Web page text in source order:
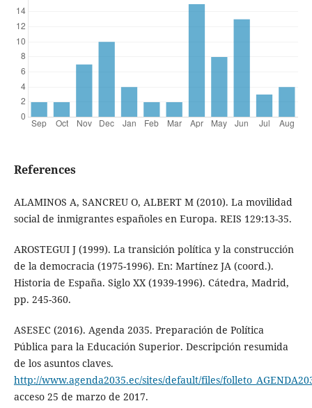
References
ALAMINOS A, SANCREU O, ALBERT M (2010). La movilidad
social de inmigrantes españoles en Europa. REIS 129:13-35.
AROSTEGUI J (1999). La transición política y la construcción
de la democracia (1975-1996). En: Martínez JA (coord.).
Historia de España. Siglo XX (1939-1996). Cátedra, Madrid,
pp. 245-360.
ASESEC (2016). Agenda 2035. Preparación de Política
Pública para la Educación Superior. Descripción resumida
de los asuntos claves.
http://www.agenda2035.ec/sites/default/files/
acceso 25 de marzo de 2017.